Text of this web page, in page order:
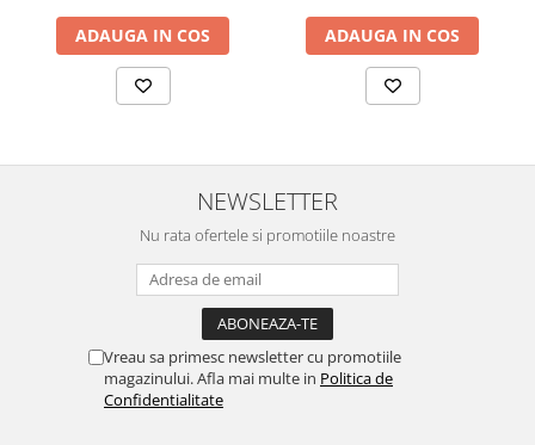
ADAUGA IN COS ADAUGA IN COS
NEWSLETTER
Nu rata ofertele si promotiile noastre
Vreau sa primesc newsletter cu promotiile
magazinului. Afla mai multe in Politica de
Confidentialitate